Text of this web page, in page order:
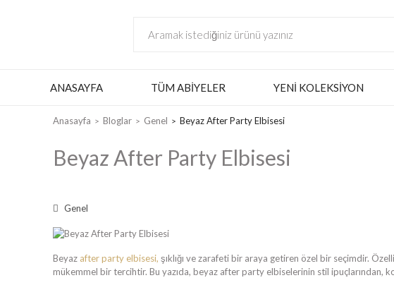
ANASAYFA TÜM ABIYELER YENI KOLEKSIYON
Anasayfa Bloglar Genel Beyaz After Party Elbisesi
Beyaz After Party Elbisesi
Genel
Beyaz after party elbisesi, şıklığı ve zarafeti bir araya getiren özel bir seçimdir.
mükemmel bir tercihtir. Bu yazıda, beyaz after party elbiselerinin stil ipuçlarından,